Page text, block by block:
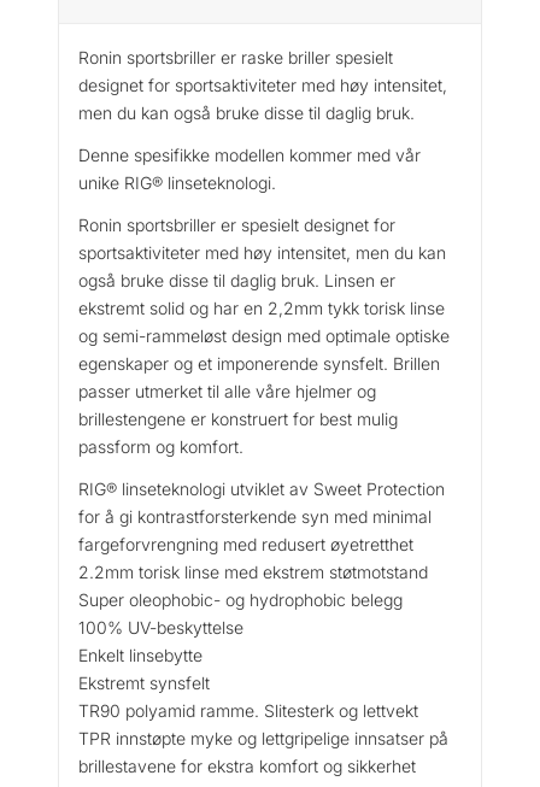
Ronin sportsbriller er raske briller spesielt
designet for sportsaktiviteter med høy intensitet,
men du kan også bruke disse til daglig bruk.
Denne spesifikke modellen kommer med vår
unike RIG® linseteknologi.
Ronin sportsbriller er spesielt designet for
sportsaktiviteter med høy intensitet, men du kan
også bruke disse til daglig bruk. Linsen er
ekstremt solid og har en 2,2mm tykk torisk linse
og semi-rammeløst design med optimale optiske
egenskaper og et imponerende synsfelt. Brillen
passer utmerket til alle våre hjelmer og
brillestengene er konstruert for best mulig
passform og komfort.
RIG® linseteknologi utviklet av Sweet Protection
for å gi kontrastforsterkende syn med minimal
fargeforvrengning med redusert øyetretthet
2.2mm torisk linse med ekstrem støtmotstand
Super oleophobic- og hydrophobic belegg
100% UV-beskyttelse
Enkelt linsebytte
Ekstremt synsfelt
TR90 polyamid ramme. Slitesterk og lettvekt
TPR innstøpte myke og lettgripelige innsatser på
brillestavene for ekstra komfort og sikkerhet